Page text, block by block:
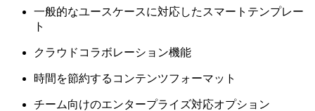
一般的なユースケースに対応したスマートテンプレー
ト
クラウドコラボレーション機能
時間を節約するコンテンツフォーマット
チーム向けのエンタープライズ対応オプション